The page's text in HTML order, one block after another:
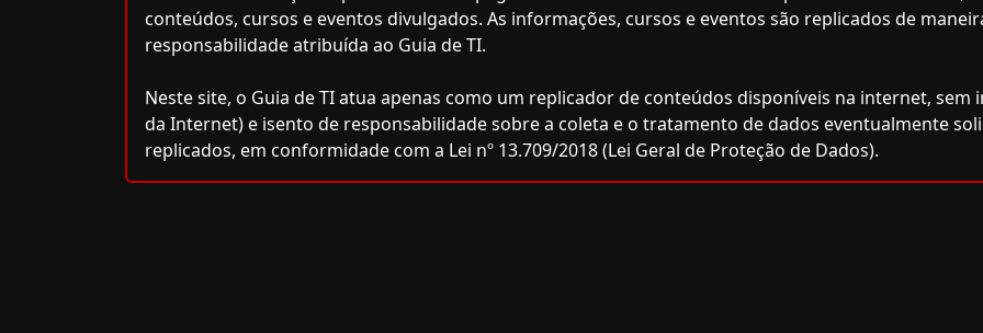
conteúdos, cursos e eventos divulgados. As informações, cursos e eventos são replicados de
responsabilidade atribuída ao Guia de TI.
Neste site, o Guia de TI atua apenas como um replicador de conteúdos disponíveis na internet, sem
da Internet) e isento de responsabilidade sobre a coleta e o tratamento de dados eventualmente
replicados, em conformidade com a Lei nº 13.709/2018 (Lei Geral de Proteção de Dados).